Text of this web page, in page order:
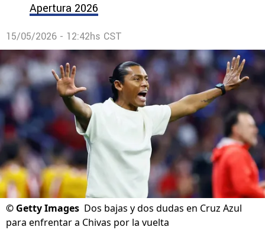
Apertura 2026
15/05/2026 - 12:42hs CST
© Getty Images Dos bajas y dos dudas en Cruz Azul
para enfrentar a Chivas por la vuelta